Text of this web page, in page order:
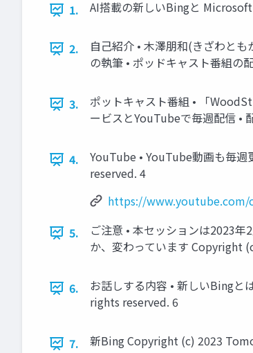
1.
AI搭載の新しいBingと
2.
自己紹介 • 木澤朋和(きざわと
の執筆 • ポッドキャスト番組
3.
ポットキャスト番組 • 「
ービスとYouTubeで毎週配信
4.
YouTube • YouTube動画も毎
reserved. 4
https://www.youtube.com/
5.
ご注意 • 本セッションは2023
か、変わっています Copyright
6.
お話しする内容 • 新しいBingと
rights reserved. 6
7. 新Bing Copyright (c) 2023